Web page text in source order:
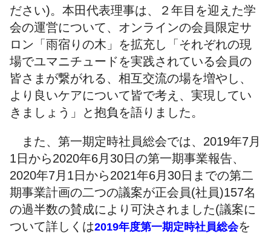
ださい)。本田代表理事は、２年目を迎えた学
会の運営について、オンラインの会員限定サ
ロン「雨宿りの木」を拡充し「それぞれの現
場でユマニチュードを実践されている会員の
皆さまが繋がれる、相互交流の場を増やし、
より良いケアについて皆で考え、実現してい
きましょう」と抱負を語りました。
また、第一期定時社員総会では、2019年7月
1日から2020年6月30日の第一期事業報告、
2020年7月1日から2021年6月30日までの第二
期事業計画の二つの議案が正会員(社員)157名
の過半数の賛成により可決されました(議案に
ついて詳しくは2019年度第一期定時社員総会を